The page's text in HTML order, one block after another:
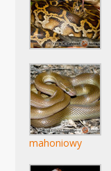
mahoniowy